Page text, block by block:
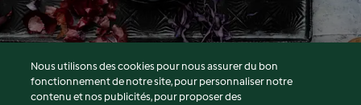
© Copyright 2026
Nous utilisons des cookies pour nous assurer du bon
fonctionnement de notre site, pour personnaliser notre
contenu et nos publicités, pour proposer des